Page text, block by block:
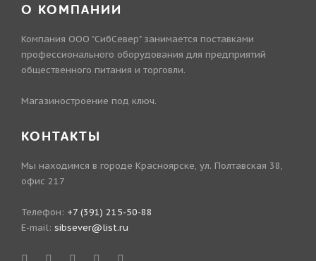
О КОМПАНИИ
Компания ООО "СибСевер" занимается поставками
профессионального оборудования для предприятий
общественного питания и торговли.
Магазиностроение под ключ.
КОНТАКТЫ
Мы находимся в городе Красноярске, ул. Полтавская 38,
офис 217
Телефон: +7 (391) 215-50-88
E-mail: sibsever@list.ru